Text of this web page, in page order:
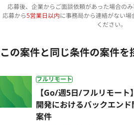
応募後、企業からご面談依頼があった場合のみ
応募から5営業日以内に事務局から連絡がない
ください。
この案件と同じ条件の案件を
フルリモート
【Go/週5日/フルリモー
開発におけるバックエン
案件